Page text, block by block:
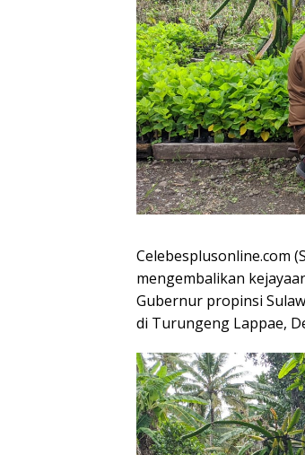
Celebesplusonline.com
mengembalikan
Gubernur propinsi
di Turungeng Lappae,